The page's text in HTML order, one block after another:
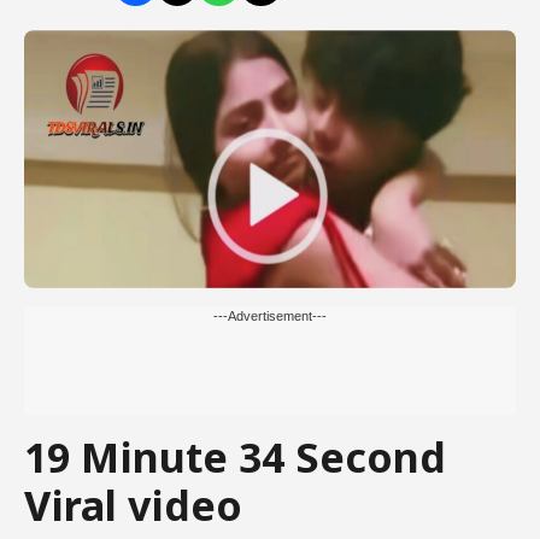
---Advertisement---
19 Minute 34 Second
Viral video